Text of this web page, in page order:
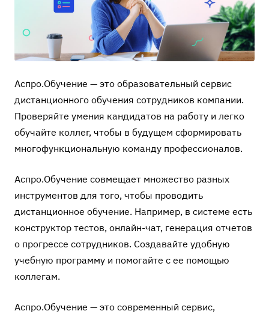
Аспро.Обучение — это образовательный сервис
дистанционного обучения сотрудников компании.
Проверяйте умения кандидатов на работу и легко
обучайте коллег, чтобы в будущем сформировать
многофункциональную команду профессионалов.
Аспро.Обучение совмещает множество разных
инструментов для того, чтобы проводить
дистанционное обучение. Например, в системе есть
конструктор тестов, онлайн-чат, генерация отчетов
о прогрессе сотрудников. Создавайте удобную
учебную программу и помогайте с ее помощью
коллегам.
Аспро.Обучение — это современный сервис,